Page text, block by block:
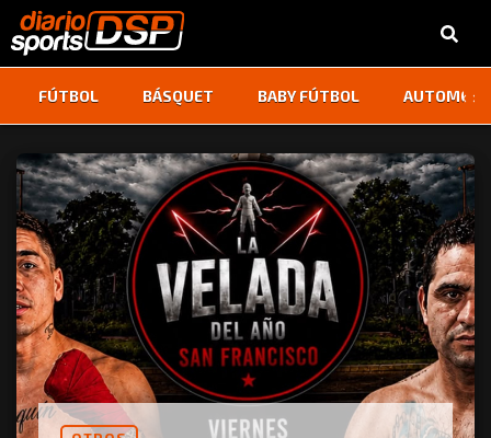
FÚTBOL BÁSQUET BABY FÚTBOL ‹ ›